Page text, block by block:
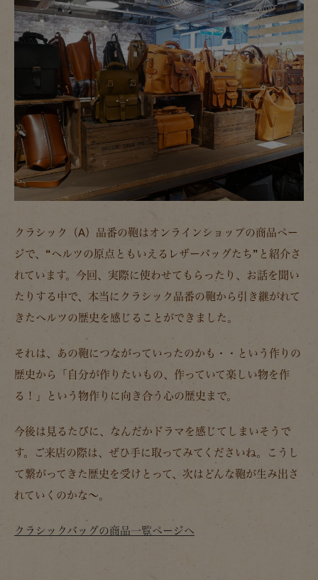
クラシック（A）品番の鞄はオンラインショップの商品ペー
ジで、 “ヘルツの原点ともいえるレザーバッグたち” と紹介さ
れています。今回、実際に使わせてもらったり、お話を聞い
たりする中で、本当にクラシック品番の鞄から引き継がれて
きたヘルツの歴史を感じることができました。
それは、あの鞄につながっていったのかも・・という作りの
歴史から「自分が作りたいもの、作っていて楽しい物を作
る！」という物作りに向き合う心の歴史まで。
今後は見るたびに、なんだかドラマを感じてしまいそうで
す。ご来店の際は、ぜひ手に取ってみてくださいね。こうし
て繋がってきた歴史を受けとって、次はどんな鞄が生み出さ
れていくのかな～。
クラシックバッグの商品一覧ページへ